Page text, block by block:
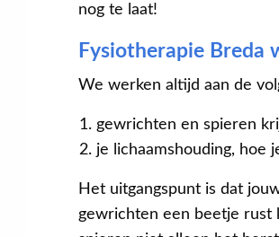
nog te laat!
Fysiotherapie Breda
We werken altijd aan de
gewrichten en spieren
je lichaamshouding, hoe
Het uitgangspunt is dat
gewrichten een beetje rust